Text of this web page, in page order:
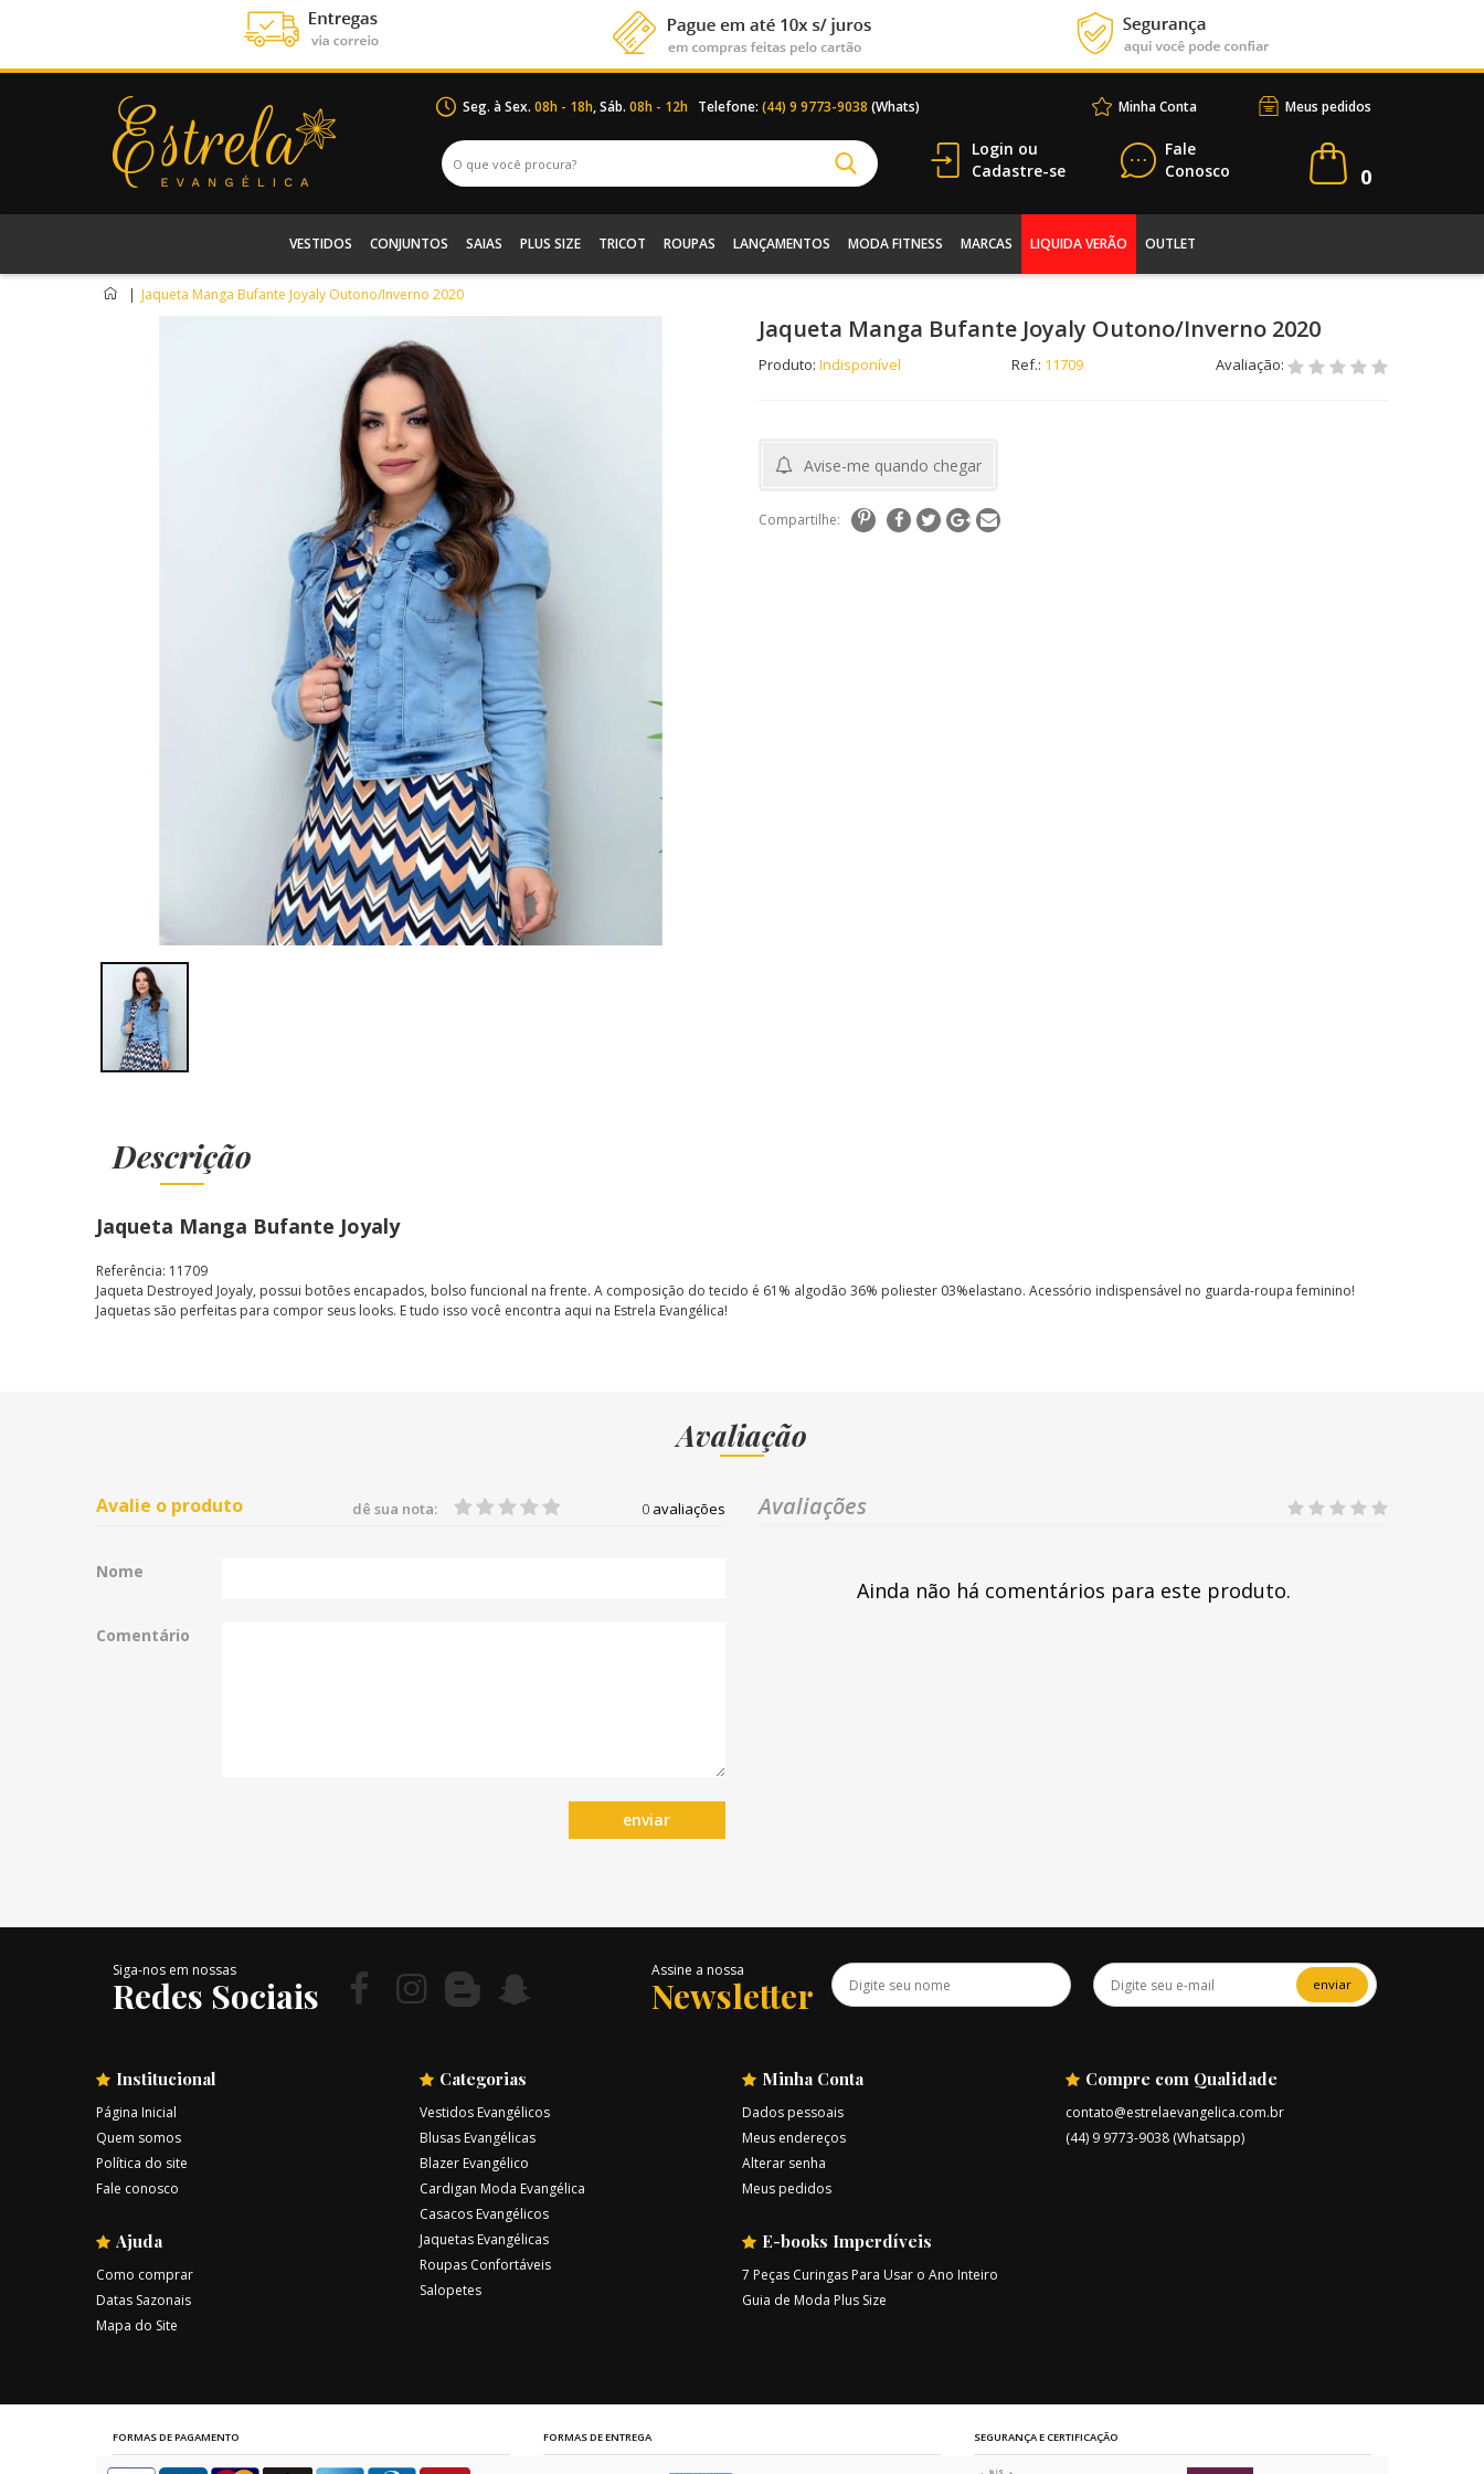
Seg. à Sex. 08h - 18h, Sáb. 08h - 12h Telefone: (44) 9 9773-9038 (Whats) Meus pedidos
Minha Conta
Login ou
Cadastre-se
Fale
Conosco
0
VESTIDOS CONJUNTOS SAIAS PLUS SIZE TRICOT ROUPAS LANÇAMENTOS MODA FITNESS MARCAS LIQUIDA VERÃO OUTLET
| Jaqueta Manga Bufante Joyaly Outono/Inverno 2020
Jaqueta Manga Bufante Joyaly Outono/Inverno 2020
Produto: Indisponível Ref.: 11709 Avaliação:
Avise-me quando chegar
Compartilhe:
Descrição
Jaqueta Manga Bufante Joyaly
Referência: 11709
Jaqueta Destroyed Joyaly, possui botões encapados, bolso funcional na frente. A composição do tecido é 61% algodão 36% poliester 03%elastano. Acessório indispensável no guarda-roupa feminino!
Jaquetas são perfeitas para compor seus looks. E tudo isso você encontra aqui na Estrela Evangélica!
Avaliação
Avalie o produto 0 avaliações
dê sua nota:
Nome
Comentário
enviar
Avaliações
Ainda não há comentários para este produto.
Siga-nos em nossas
Redes Sociais
Assine a nossa
Newsletter enviar
Institucional
Página Inicial
Quem somos
Política do site
Fale conosco
Ajuda
Como comprar
Datas Sazonais
Mapa do Site
Categorias
Vestidos Evangélicos
Blusas Evangélicas
Blazer Evangélico
Cardigan Moda Evangélica
Casacos Evangélicos
Jaquetas Evangélicas
Roupas Confortáveis
Salopetes
Minha Conta
Dados pessoais
Meus endereços
Alterar senha
Meus pedidos
E-books Imperdíveis
7 Peças Curingas Para Usar o Ano Inteiro
Guia de Moda Plus Size
Compre com Qualidade
contato@estrelaevangelica.com.br
(44) 9 9773-9038 (Whatsapp)
FORMAS DE PAGAMENTO FORMAS DE ENTREGA SEGURANÇA E CERTIFICAÇÃO